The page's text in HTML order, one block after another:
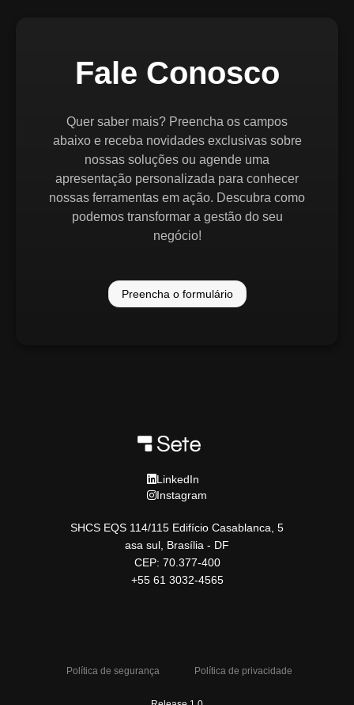
Fale Conosco
Quer saber mais? Preencha os campos
abaixo e receba novidades exclusivas sobre
nossas soluções ou agende uma
apresentação personalizada para conhecer
nossas ferramentas em ação. Descubra como
podemos transformar a gestão do seu
negócio!
Preencha o formulário
LinkedIn
Instagram
SHCS EQS 114/115 Edifício Casablanca, 5
asa sul, Brasília - DF
CEP: 70.377-400
+55 61 3032-4565
Política de segurança Política de privacidade